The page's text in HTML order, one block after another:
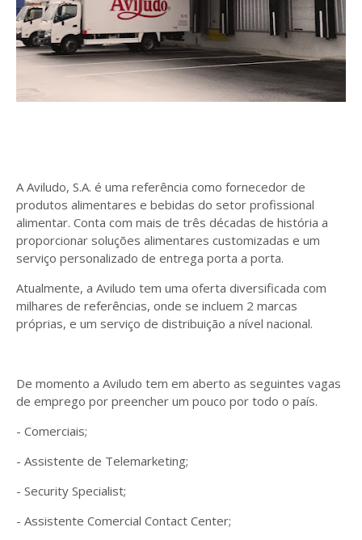
A Aviludo, S.A. é uma referência como fornecedor de
produtos alimentares e bebidas do setor profissional
alimentar. Conta com mais de três décadas de história a
proporcionar soluções alimentares customizadas e um
serviço personalizado de entrega porta a porta.
Atualmente, a Aviludo tem uma oferta diversificada com
milhares de referências, onde se incluem 2 marcas
próprias, e um serviço de distribuição a nível nacional.
De momento a Aviludo tem em aberto as seguintes vagas
de emprego por preencher um pouco por todo o país.
- Comerciais;
- Assistente de Telemarketing;
- Security Specialist;
- Assistente Comercial Contact Center;